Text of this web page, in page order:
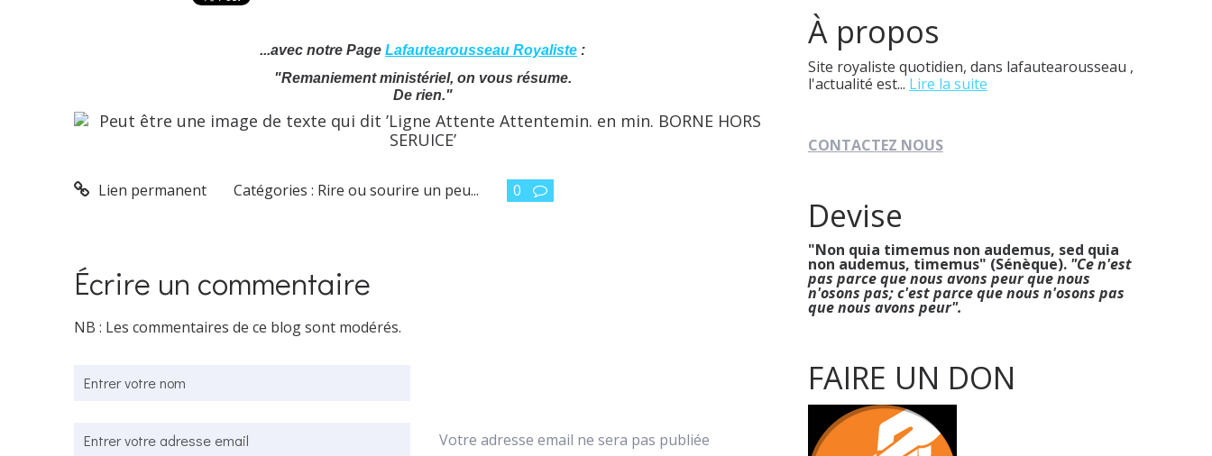
...avec notre PageLafautearousseau Royaliste :
"Remaniement ministériel, on vous résume.
De rien."
Lien permanent Catégories : Rire ou sourire un peu... 0
Écrire un commentaire
NB : Les commentaires de ce blog sont modérés.
Votre adresse email ne sera pas publiée
À propos
Site royaliste quotidien, dans lafautearousseau ,
l'actualité est... Lire la suite
CONTACTEZ NOUS
Devise
"Non quia timemus non audemus, sed quia
non audemus, timemus" (Sénèque). "Ce n'est
pas parce que nous avons peur que nous
n'osons pas; c'est parce que nous n'osons pas
que nous avons peur".
FAIRE UN DON